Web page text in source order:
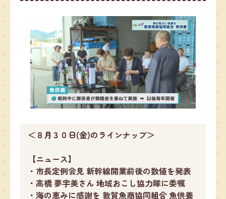
＜８月３０日(金)のラインナップ＞
【ニュース】
・市長定例会見 新幹線開業前後の数値を発表
・高橋 夢宇美さん 地域おこし協力隊に委嘱
・海の恵みに感謝を 敦賀魚商協同組合 魚供養